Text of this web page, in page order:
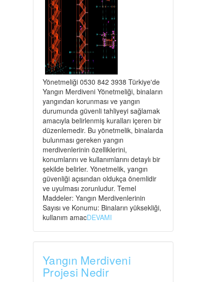
Yönetmeliği 0530 842 3938 Türkiye'de
Yangın Merdiveni Yönetmeliği, binaların
yangından korunması ve yangın
durumunda güvenli tahliyeyi sağlamak
amacıyla belirlenmiş kuralları içeren bir
düzenlemedir. Bu yönetmelik, binalarda
bulunması gereken yangın
merdivenlerinin özelliklerini,
konumlarını ve kullanımlarını detaylı bir
şekilde belirler. Yönetmelik, yangın
güvenliği açısından oldukça önemlidir
ve uyulması zorunludur. Temel
Maddeler: Yangın Merdivenlerinin
Sayısı ve Konumu: Binaların yüksekliği,
kullanım amacDEVAMI
Yangın Merdiveni
Projesi Nedir